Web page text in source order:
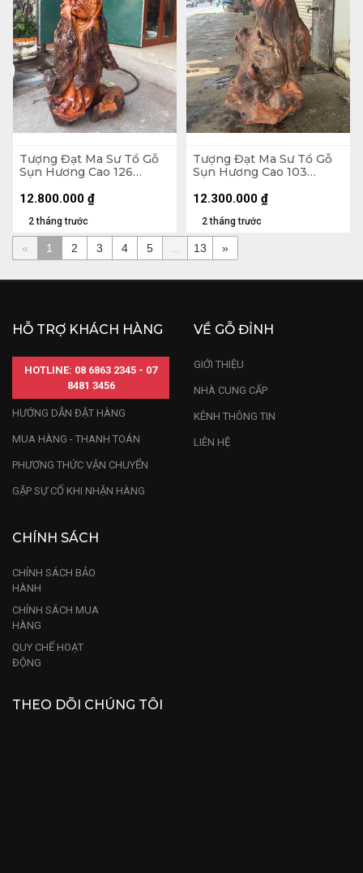
Tượng Đạt Ma Sư Tổ Gỗ
Sụn Hương Cao 126
2 tháng trước
12.800.000 ₫
Tượng Đạt Ma Sư Tổ Gỗ
Sụn Hương Cao 103
2 tháng trước
12.300.000 ₫
« 1 2 3 4 5 13 »
HỖ TRỢ KHÁCH HÀNG
HOTLINE: 08 6863 2345 - 07
8481 3456
HƯỚNG DẪN ĐẶT HÀNG
MUA HÀNG - THANH TOÁN
PHƯƠNG THỨC VẬN CHUYỂN
GẶP SỰ CỐ KHI NHẬN HÀNG
VỀ GỖ ĐỈNH
GIỚI THIỆU
NHÀ CUNG CẤP
KÊNH THÔNG TIN
LIÊN HỆ
CHÍNH SÁCH
CHÍNH SÁCH BẢO
HÀNH
CHÍNH SÁCH MUA
HÀNG
QUY CHẾ HOẠT
ĐỘNG
THEO DÕI CHÚNG TÔI